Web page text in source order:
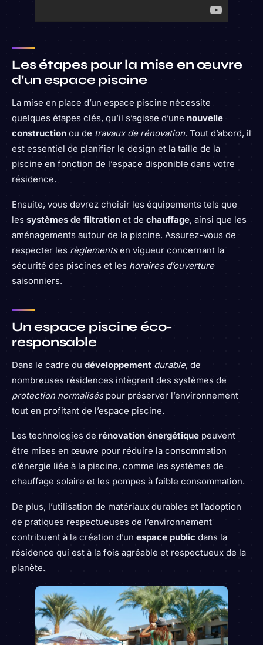
Les étapes pour la mise en œuvre
d’un espace piscine
La mise en place d’un espace piscine nécessite
quelques étapes clés, qu’il s’agisse d’une nouvelle
construction ou de travaux de rénovation. Tout d’abord, il
est essentiel de planifier le design et la taille de la
piscine en fonction de l’espace disponible dans votre
résidence.
Ensuite, vous devrez choisir les équipements tels que
les systèmes de filtration et de chauffage, ainsi que les
aménagements autour de la piscine. Assurez-vous de
respecter les règlementsen vigueur concernant la
sécurité des piscines et les horaires d’ouverture
saisonniers.
Un espace piscine éco-
responsable
Dans le cadre du développement durable, de
nombreuses résidences intègrent des systèmes de
protection normaliséspour préserver l’environnement
tout en profitant de l’espace piscine.
Les technologies de rénovation énergétique peuvent
être mises en œuvre pour réduire la consommation
d’énergie liée à la piscine, comme les systèmes de
chauffage solaire et les pompes à faible consommation.
De plus, l’utilisation de matériaux durables et l’adoption
de pratiques respectueuses de l’environnement
contribuent à la création d’un espace public dans la
résidence qui est à la fois agréable et respectueux de la
planète.